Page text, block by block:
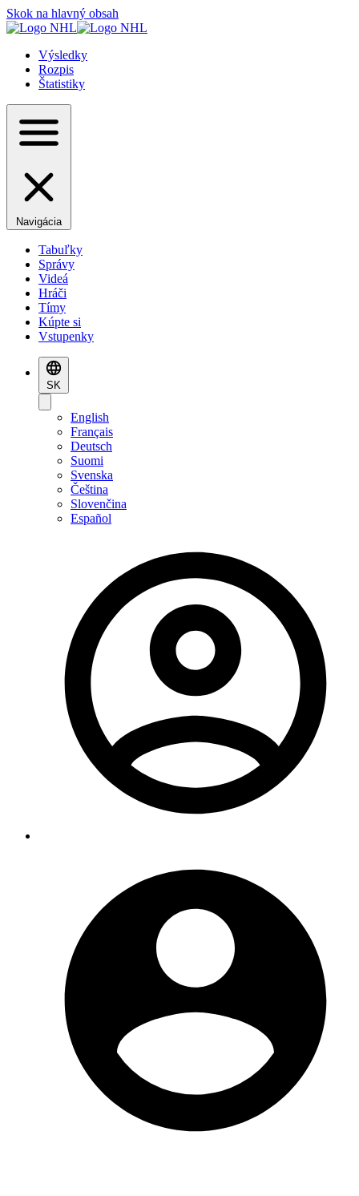
Skok na hlavný obsah
Výsledky
Rozpis
Štatistiky
Navigácia
Tabuľky
Správy
Videá
Hráči
Tímy
Kúpte si
Vstupenky
SK
English
Français
Deutsch
Suomi
Svenska
Čeština
Slovenčina
Español